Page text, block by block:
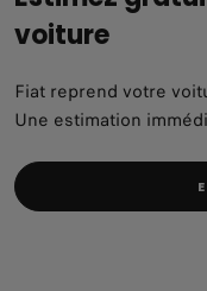
voiture
Fiat reprend votre
Une estimation